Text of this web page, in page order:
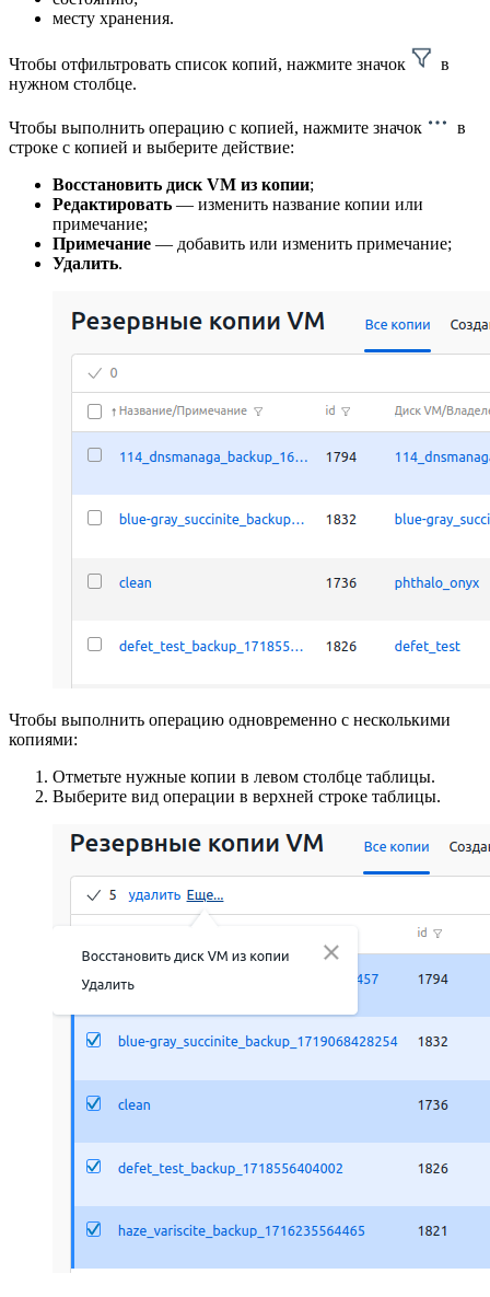
месту хранения.
Чтобы отфильтровать список копий, нажмите значок
в
нужном столбце.
Чтобы выполнить операцию с копией, нажмите значок
в
строке с копией и выберите действие:
Восстановить диск VM из копии;
Редактировать — изменить название копии или
примечание;
Примечание — добавить или изменить примечание;
Удалить.
Чтобы выполнить операцию одновременно с несколькими
копиями:
Отметьте нужные копии в левом столбце таблицы.
Выберите вид операции в верхней строке таблицы.